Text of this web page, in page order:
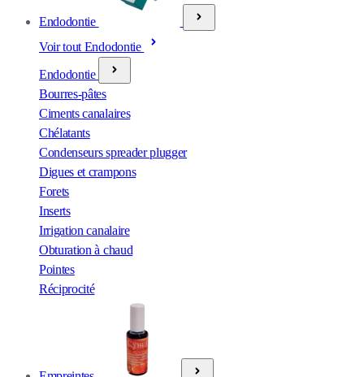
Endodontie
Voir tout Endodontie
Endodontie
Bourres-pâtes
Ciments canalaires
Chélatants
Condenseurs spreader plugger
Digues et crampons
Forets
Inserts
Irrigation canalaire
Obturation à chaud
Pointes
Réciprocité